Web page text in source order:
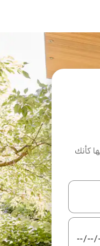
كأنك
ولأسفل أو استكشف عن طريق